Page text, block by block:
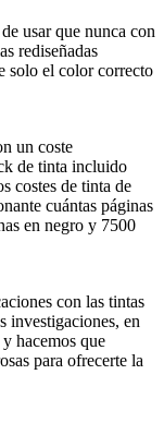
usar que nunca con
rediseñadas
solo el color correcto
un coste
de tinta incluido
costes de tinta de
cuántas páginas
en negro y 7500
con las tintas
investigaciones, en
hacemos que
para ofrecerte la